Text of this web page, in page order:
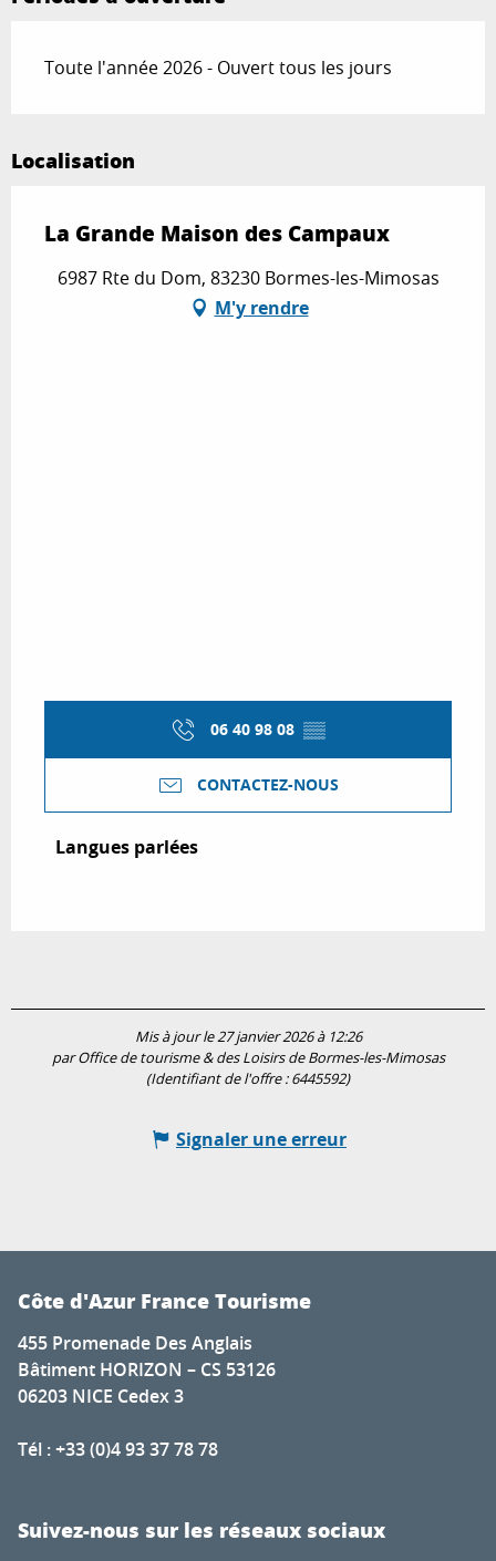
Toute l'année 2026 - Ouvert tous les jours
Localisation
La Grande Maison des Campaux
6987 Rte du Dom, 83230 Bormes-les-Mimosas
M'y rendre
06 40 98 08 ▒▒
CONTACTEZ-NOUS
Langues parlées
Langues parlées
Mis à jour le 27 janvier 2026 à 12:26
par Office de tourisme & des Loisirs de Bormes-les-Mimosas
(Identifiant de l'offre :6445592)
Signaler une erreur
Côte d'Azur France Tourisme
455 Promenade Des Anglais
Bâtiment HORIZON – CS 53126
06203 NICE Cedex 3
Tél : +33 (0)4 93 37 78 78
Suivez-nous sur les réseaux sociaux